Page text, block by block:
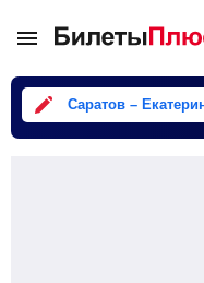
Саратов –